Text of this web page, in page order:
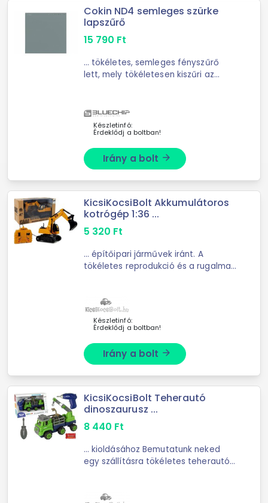
Cokin ND4 semleges szürke
lapszűrő
15 790 Ft
... tökéletes, semleges fényszűrő
lett, mely tökéletesen kiszűri az
62-112mm közötti szűrőmenetű
Készletinfó:
Érdeklődj a boltban!
Irány a bolt arrow_forward
KicsiKocsiBolt Akkumulátoros
kotrógép 1:36 ...
5 320 Ft
... építőipari járművek iránt. A
tökéletes reprodukció és a rugalmas
található a készlethez tartozó piros
Készletinfó:
Érdeklődj a boltban!
Irány a bolt arrow_forward
KicsiKocsiBolt Teherautó
dinoszaurusz ...
8 440 Ft
... kioldásához Bemutatunk neked
egy szállításra tökéletes teherautót.
szórakozást nyújt, nemcsak az